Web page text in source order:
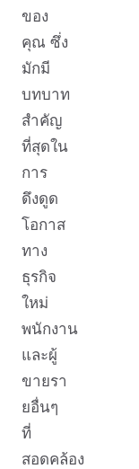
ของ
คุณ ซึ่ง
มักมี
บทบาท
สำคัญ
ที่สุดใน
การ
ดึงดูด
โอกาส
ทาง
ธุรกิจ
ใหม่
พนักงาน
และผู้
ขายรา
ยอื่นๆ
ที่
สอดคล้อง